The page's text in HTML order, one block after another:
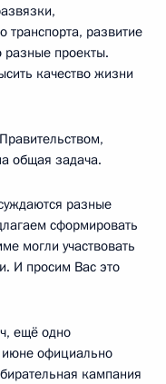
транспорта, развитие
проекты.
качество жизни
общая задача.
разные
сформировать
могли участвовать
И просим Вас это
ещё одно
июне официально
кампания